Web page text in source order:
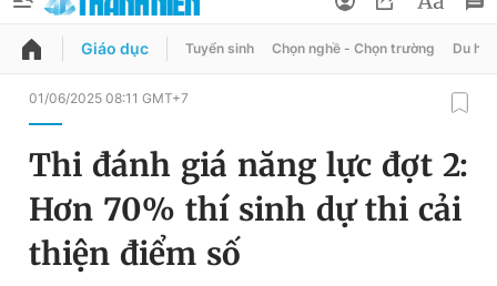
QUẢNG CÁO ĐẶT BÁO
Chuyên mục
Chuyên mục khác
Đổi mật khẩu
Tin đã lưu
Tin đã xem
Giáo dục Tuyển sinh Chọn nghề - Chọn trường Du học
01/06/2025 08:11 GMT+7
Thi đánh giá năng lực đợt 2:
Hơn 70% thí sinh dự thi cải
thiện điểm số